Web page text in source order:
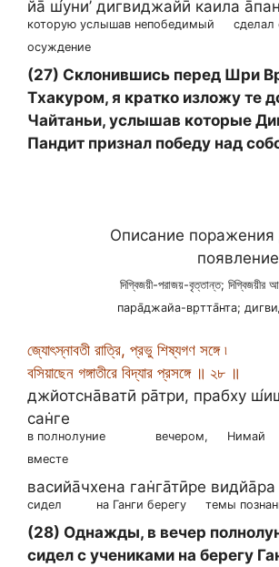
йа̄ ш́уни’ дигвиджайӣ каила
которую услышав непобедимый
сделал
осуждение
(27) Склонившись перед Шри
Тхакуром, я кратко изложу те
Чайтаньи, услышав которые
Пандит признал победу над
Описание
দিগ্বিজয়ী-পরাজয়-বৃত্তান্ত;
пара̄джайа-вр̣тта̄нта;
জ্যোৎস্নাবতী রাত্রি, প্রভু শিষ্যগণ সঙ্গে ৷
বসিয়াছেন গঙ্গাতীরে বিদ্যার প্রসঙ্গে ॥ ২৮ ॥
джйотсна̄ватӣ ра̄три, прабху
сан̇ге
в полнолуние вечером, Нимай
вместе
васийа̄чхена ган̇га̄тӣре видйа̄ра
сидел на Ганги берегу темы
(28) Однажды, в вечер
сидел с учениками на берегу